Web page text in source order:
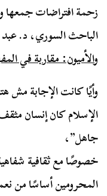
زحمة افتراضات جمعها
الباحث السوري، د.
والأميون: مقاربة في
وأيًا كانت الإجابة مش
الإسلام كان إنسان
جاهل”،
خصوصًا مع ثقافية
المحرومين أساسًا من